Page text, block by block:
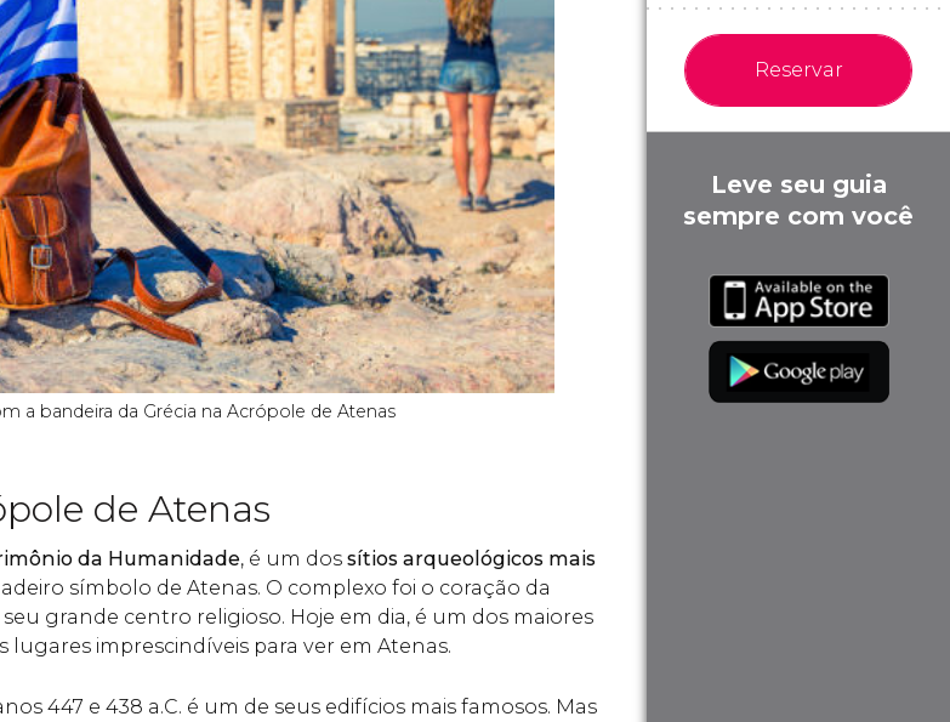
a bandeira da Grécia na Acrópole de Atenas
de Atenas
da Humanidade, é um dos sítios arqueológicos mais
símbolo de Atenas. O complexo foi o coração da
grande centro religioso. Hoje em dia, é um dos maiores
lugares imprescindíveis para ver em Atenas.
447 e 438 a.C. é um de seus edifícios mais famosos. Mas
Reservar
Leve seu guia
sempre com você